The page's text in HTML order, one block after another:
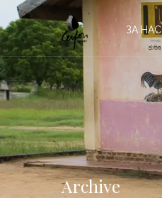
ЗА НАС
Archive